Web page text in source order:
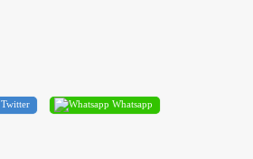
Twitter Whatsapp